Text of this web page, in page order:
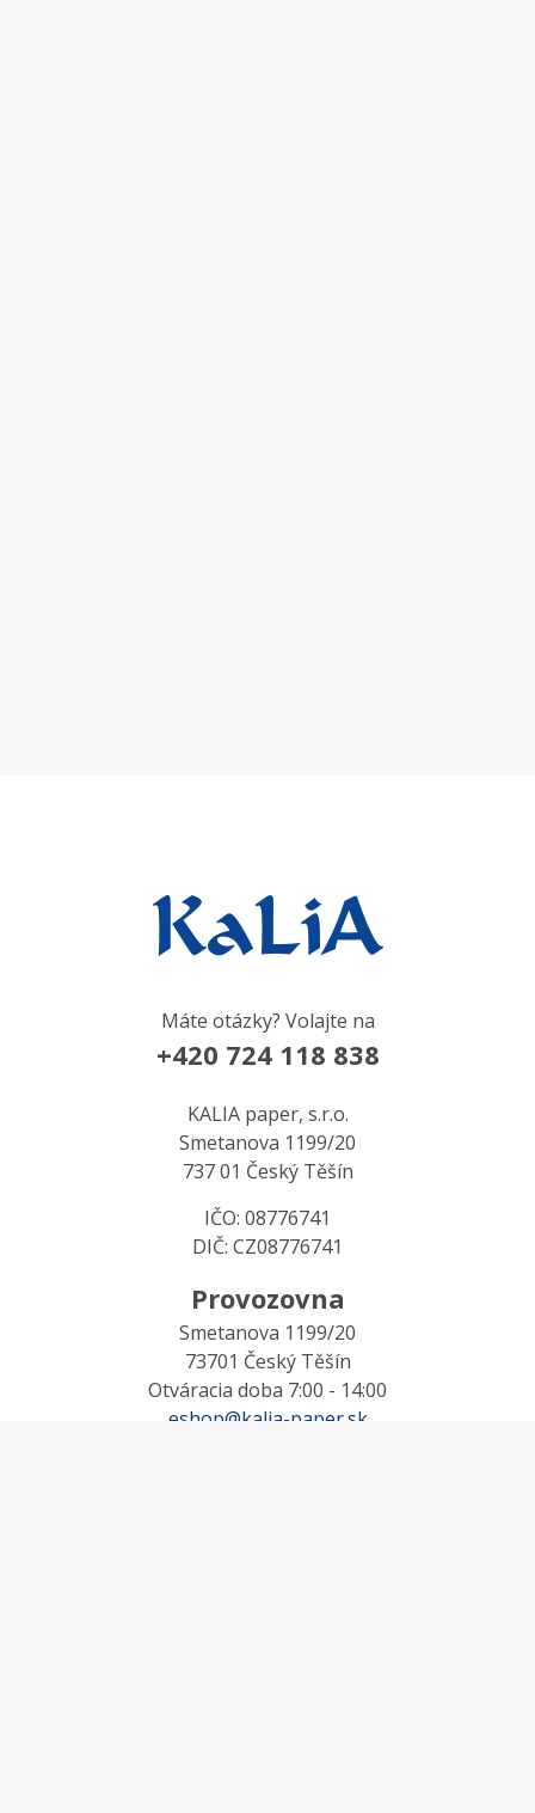
Máte otázky? Volajte na
+420 724 118 838
KALIA paper, s.r.o.
Smetanova 1199/20
737 01 Český Těšín
IČO: 08776741
DIČ: CZ08776741
Provozovna
Smetanova 1199/20
73701 Český Těšín
Otváracia doba 7:00 - 14:00
eshop@kalia-paper.sk